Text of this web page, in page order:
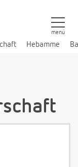
Hebamme
menü